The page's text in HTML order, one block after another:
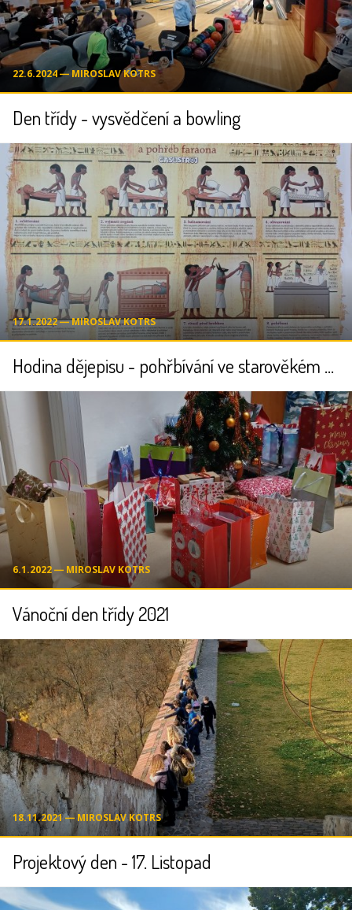
22.6.2024 ― MIROSLAV KOTRS
Den třídy - vysvědčení a bowling
17.1.2022 ― MIROSLAV KOTRS
Hodina dějepisu - pohřbívání ve starověkém Egyptě
6.1.2022 ― MIROSLAV KOTRS
Vánoční den třídy 2021
18.11.2021 ― MIROSLAV KOTRS
Projektový den - 17. Listopad